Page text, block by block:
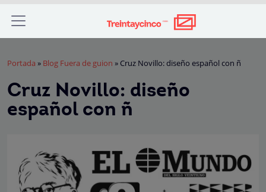
Portada » Blog Fuera de guion » Cruz Novillo: diseño español con ñ
Cruz Novillo: diseño
español con ñ